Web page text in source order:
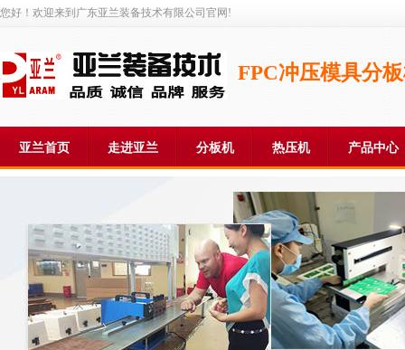
您好！欢迎来到广东亚兰装备技术有限公司官网!
FPC冲压模具分
亚兰首页 走进亚兰 分板机 热压机 产品中心